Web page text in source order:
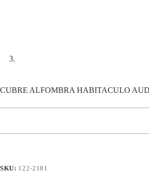
CUBRE ALFOMBRA HABITACULO
SKU: 122-2181